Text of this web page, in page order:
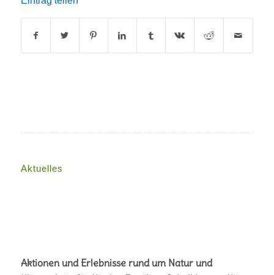
Aktuelles
Aktionen und Erlebnisse rund um Natur und